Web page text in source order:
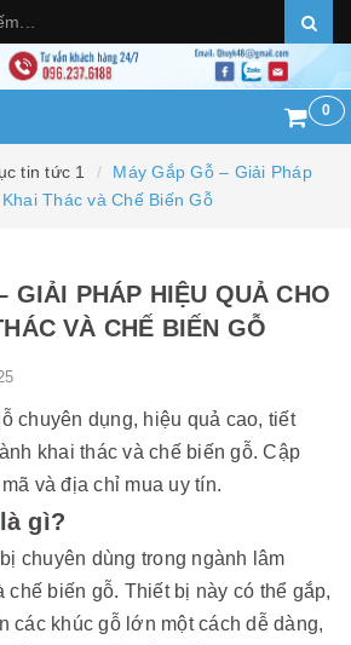
0
tin tức 1
Máy Gắp Gỗ – Giải Pháp
Thác và Chế Biến Gỗ
GIẢI PHÁP HIỆU QUẢ CHO
VÀ CHẾ BIẾN GỖ
chuyên dụng, hiệu quả cao, tiết
khai thác và chế biến gỗ. Cập
và địa chỉ mua uy tín.
là gì?
chuyên dùng trong ngành lâm
chế biến gỗ. Thiết bị này có thể gắp,
các khúc gỗ lớn một cách dễ dàng,